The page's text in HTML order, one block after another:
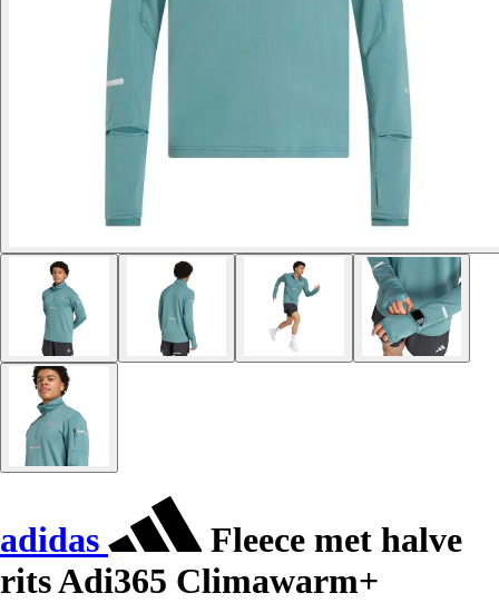
adidas
Fleece met halve
rits Adi365 Climawarm+